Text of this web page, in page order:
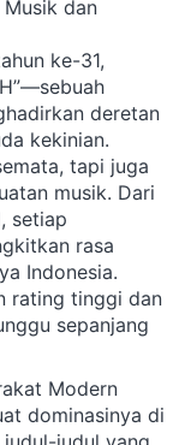
Musik dan
ke-31,
deretan
kekinian.
tapi juga
musik. Dari
setiap
rasa
Indonesia.
rating tinggi dan
sepanjang
Modern
dominasinya di